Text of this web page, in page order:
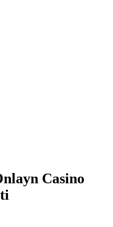
Casino